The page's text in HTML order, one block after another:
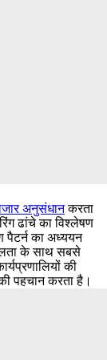
अनुसंधानकरता
ढांचे का विश्लेषण
का अध्ययन
के साथ सबसे
की
पहचान करता है।